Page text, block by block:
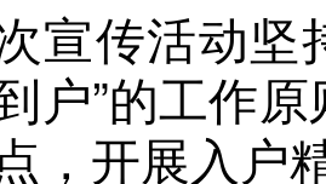
宣传活动坚
户”的工作
，开展入户